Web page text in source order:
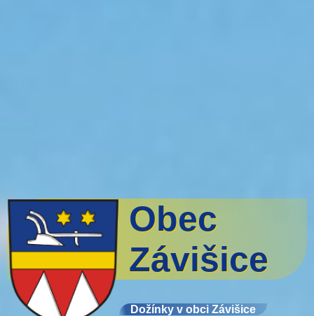
Obec
Závišice
Dožínky v obci Závišice